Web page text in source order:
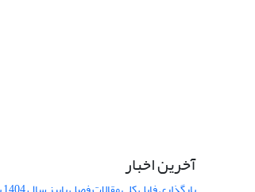
آخرین اخبار